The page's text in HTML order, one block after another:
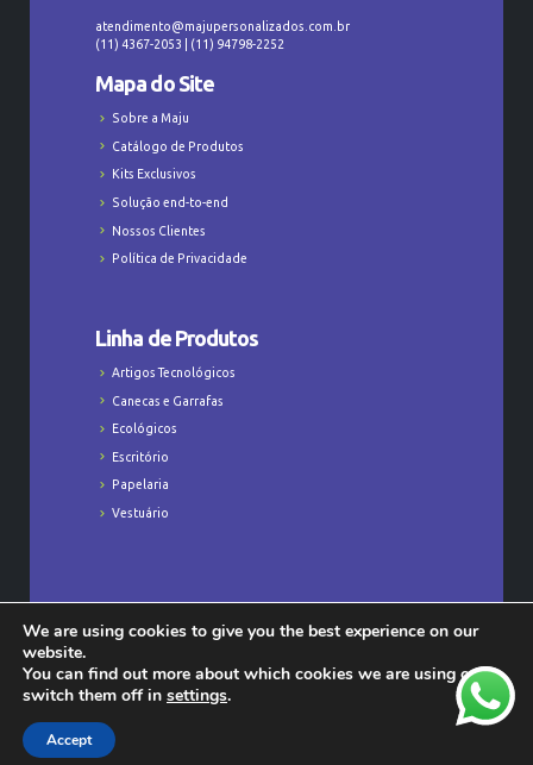
atendimento@majupersonalizados.com.br
(11) 4367-2053 | (11) 94798-2252
Mapa do Site
Sobre a Maju
Catálogo de Produtos
Kits Exclusivos
Solução end-to-end
Nossos Clientes
Política de Privacidade
Linha de Produtos
Artigos Tecnológicos
Canecas e Garrafas
Ecológicos
Escritório
Papelaria
Vestuário
Todos os Direitos Reservados © Majú
We are using cookies to give you the best experience on our
website.
You can find out more about which cookies we are using or
switch them off in settings.
Accept